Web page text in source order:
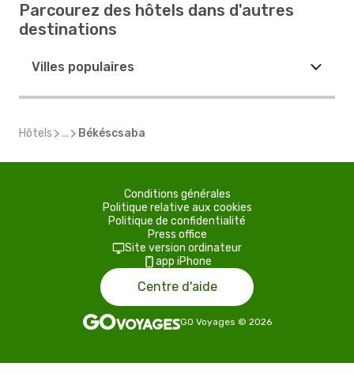
Parcourez des hôtels dans d'autres
destinations
Villes populaires
Hôtels ... Békéscsaba
Conditions générales
Politique relative aux cookies
Politique de confidentialité
Press office
Site version ordinateur
app iPhone
Centre d'aide
GO Voyages © 2026